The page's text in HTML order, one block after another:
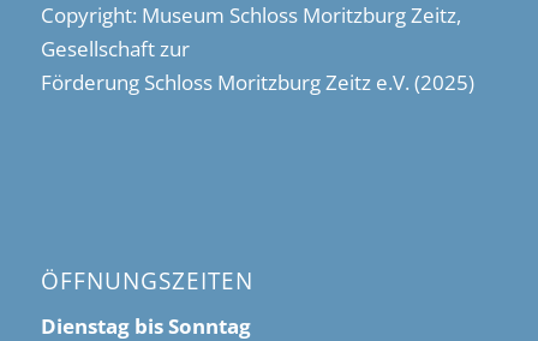
Copyright: Museum Schloss Moritzburg Zeitz,
Gesellschaft zur
Förderung Schloss Moritzburg Zeitz e.V. (2025)
ÖFFNUNGSZEITEN
Dienstag bis Sonntag